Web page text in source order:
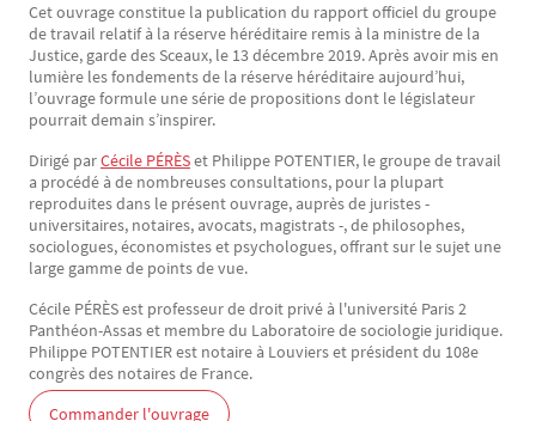
Cet ouvrage constitue la publication du rapport officiel du groupe
de travail relatif à la réserve héréditaire remis à la ministre de la
Justice, garde des Sceaux, le 13 décembre 2019. Après avoir mis en
lumière les fondements de la réserve héréditaire aujourd’hui,
l’ouvrage formule une série de propositions dont le législateur
pourrait demain s’inspirer.
Dirigé parCécile PÉRÈSet Philippe POTENTIER, le groupe de travail
a procédé à de nombreuses consultations, pour la plupart
reproduites dans le présent ouvrage, auprès de juristes -
universitaires, notaires, avocats, magistrats -, de philosophes,
sociologues, économistes et psychologues, offrant sur le sujet une
large gamme de points de vue.
Cécile PÉRÈS est professeur de droit privé à l'université Paris 2
Panthéon-Assas et membre du Laboratoire de sociologie juridique.
Philippe POTENTIER est notaire à Louviers et président du 108e
congrès des notaires de France.
Commander l'ouvrage